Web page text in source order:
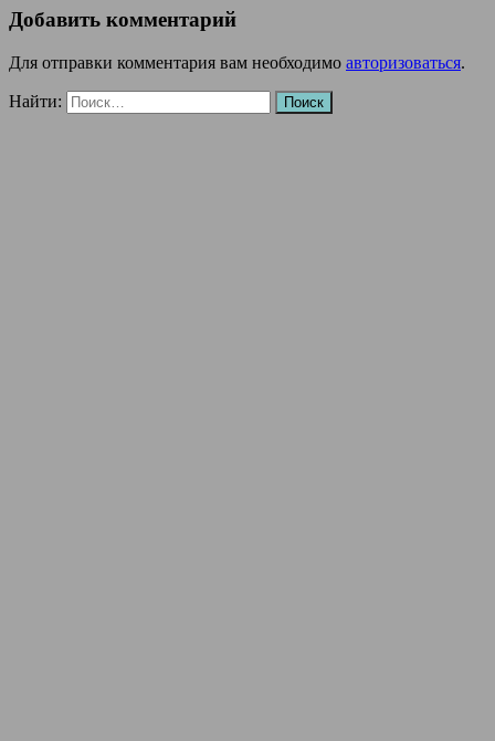
Добавить комментарий
Для отправки комментария вам необходимо авторизоваться.
Найти: